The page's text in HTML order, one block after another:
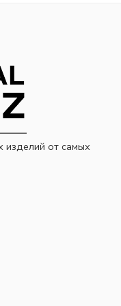
изделий от самых